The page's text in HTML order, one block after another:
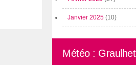
Janvier 2025 (10)
Météo : Graulhet